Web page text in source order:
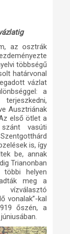
az osztrák
többségű
határvonal
vázlat
a
Ausztriának
első ötlet a
vasúti
is, így
be, annak
Trianonban
helyen
meg a
vízválasztó
vonalak”-kal
őszén, a